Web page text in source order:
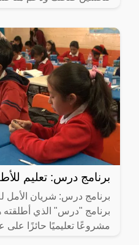
برنامج درس: تعليم
برنامج درس: شريان الأمل
مشروعًا تعليميًا حائزًا